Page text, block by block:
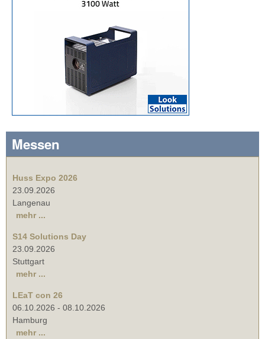
Messen
Huss Expo 2026
23.09.2026
Langenau
mehr ...
S14 Solutions Day
23.09.2026
Stuttgart
mehr ...
LEaT con 26
06.10.2026 - 08.10.2026
Hamburg
mehr ...